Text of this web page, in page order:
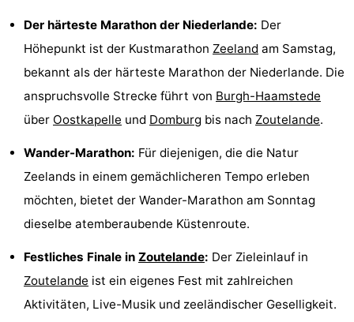
tun
Museen
Galerien
Denkmäler
Kirchen
-
Aussichtspunkte
Attraktionen
-
Der härteste Marathon der Niederlande: Der
Höhepunkt ist der Kustmarathon Zeeland am Samstag,
bekannt als der härteste Marathon der Niederlande. Die
anspruchsvolle Strecke führt von Burgh-Haamstede
über Oostkapelle und Domburg bis nach Zoutelande.
Wander-Marathon: Für diejenigen, die die Natur
Zeelands in einem gemächlicheren Tempo erleben
möchten, bietet der Wander-Marathon am Sonntag
dieselbe atemberaubende Küstenroute.
Festliches Finale in Zoutelande: Der Zieleinlauf in
Zoutelande ist ein eigenes Fest mit zahlreichen
Aktivitäten, Live-Musik und zeeländischer Geselligkeit.